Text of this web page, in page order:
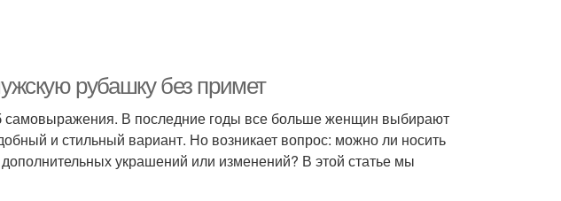
рубашку без примет
самовыражения. В последние годы все больше женщин выбирают
и стильный вариант. Но возникает вопрос: можно ли носить
украшений или изменений? В этой статье мы